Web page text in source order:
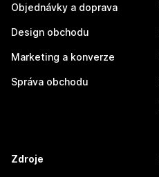
Objednávky a doprava
Design obchodu
Marketing a konverze
Správa obchodu
Zdroje